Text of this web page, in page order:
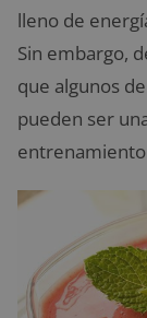
lleno de
Sin embargo,
que algunos
pueden ser